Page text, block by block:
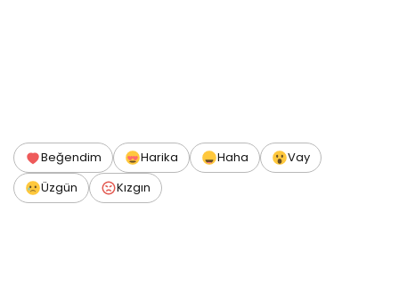
Beğendim Harika Haha
Vay
Üzgün
Kızgın